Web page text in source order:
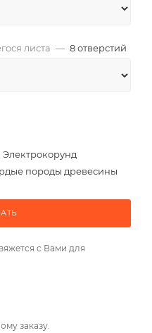
листа — 8 отверстий
Электрокорунд
породы древесины
с Вами для
заказу.